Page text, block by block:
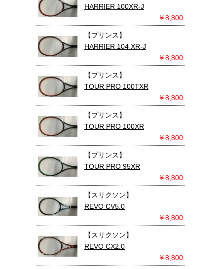
HARRIER 100XR-J
￥8,800
【プリンス】
HARRIER 104 XR-J
￥8,800
【プリンス】
TOUR PRO 100TXR
￥8,800
【プリンス】
TOUR PRO 100XR
￥8,800
【プリンス】
TOUR PRO 95XR
￥8,800
【スリクソン】
REVO CV5.0
￥8,800
【スリクソン】
REVO CX2.0
￥8,800